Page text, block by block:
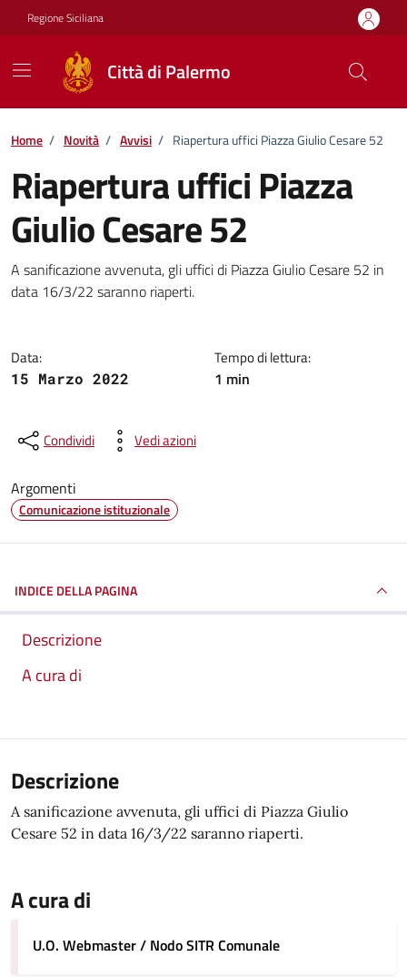
Vai ai contenuti
Vai al footer
Regione Siciliana
Città di Palermo
Home / Novità / Avvisi / Riapertura uffici Piazza Giulio Cesare 52
Riapertura uffici Piazza
Giulio Cesare 52
Dettagli della notizia
A sanificazione avvenuta, gli uffici di Piazza Giulio Cesare 52 in
data 16/3/22 saranno riaperti.
Data:
15 Marzo 2022
Tempo di lettura:
1 min
Condividi Vedi azioni
Argomenti
Comunicazione istituzionale
INDICE DELLA PAGINA
Descrizione
A cura di
Descrizione
A sanificazione avvenuta, gli uffici di Piazza Giulio
Cesare 52 in data 16/3/22 saranno riaperti.
A cura di
U.O. Webmaster / Nodo SITR Comunale